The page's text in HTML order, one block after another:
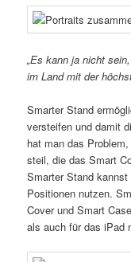
„Es kann ja nicht
im Land mit der
Smarter Stand
versteifen und damit
hat man das
steil, die das Smart
Smarter Stand
Positionen nutzen.
Cover und Smart
als auch für das iPad